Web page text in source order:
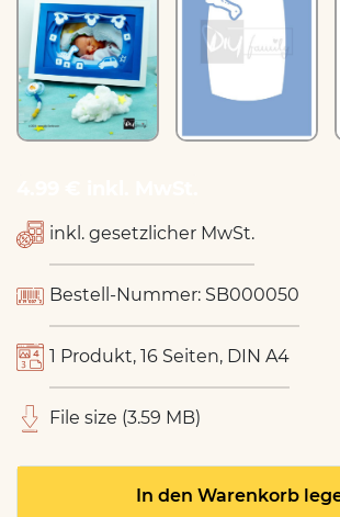
inkl. gesetzlicher MwSt.
Bestell-Nummer: SB000050
1 Produkt, 16 Seiten, DIN A4
File size (3.59 MB)
In den Warenkorb